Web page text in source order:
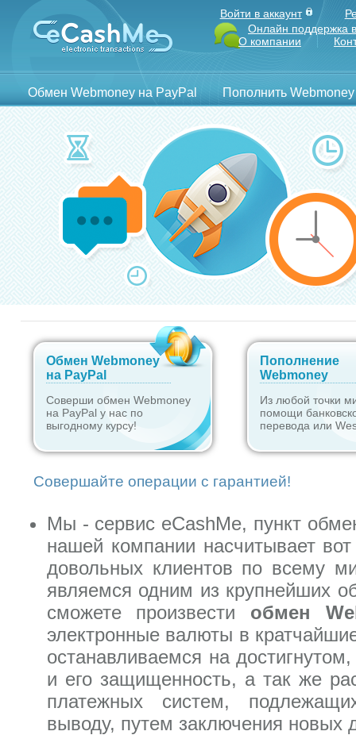
Войти в аккаунт
Онлайн поддержка
О компании
Обмен Webmoney на PayPal Пополнить Webmoney
Обмен Webmoney
на PayPal
Соверши обмен Webmoney
на PayPal у нас по
выгодному курсу!
Пополнение
Webmoney
Из любой точки
помощи
перевода или
Совершайте операции с гарантией!
Мы - сервис eCashMe, пункт
нашей компании насчитывает
довольных клиентов по всему
являемся одним из крупнейших
сможете произвести обмен
электронные валюты в
останавливаемся на
и его защищенность, а так же
платежных систем,
выводу, путем заключения новых